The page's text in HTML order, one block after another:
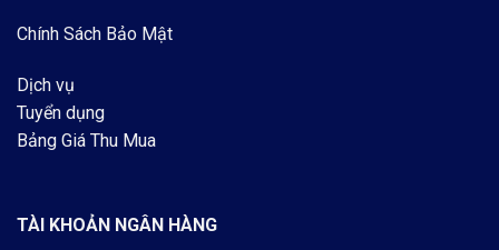
Chính Sách Bảo Mật
Dịch vụ
Tuyển dụng
Bảng Giá Thu Mua
TÀI KHOẢN NGÂN HÀNG